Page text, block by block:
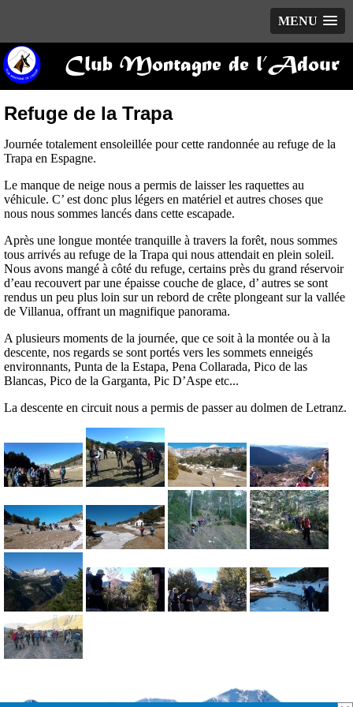
MENU
Club Montagne de l’Adour
Refuge de la Trapa
Journée totalement ensoleillée pour cette randonnée au refuge de la
Trapa en Espagne.
Le manque de neige nous a permis de laisser les raquettes au
véhicule. C’ est donc plus légers en matériel et autres choses que
nous nous sommes lancés dans cette escapade.
Après une longue montée tranquille à travers la forêt, nous sommes
tous arrivés au refuge de la Trapa qui nous attendait en plein soleil.
Nous avons mangé à côté du refuge, certains près du grand réservoir
d’eau recouvert par une épaisse couche de glace, d’ autres se sont
rendus un peu plus loin sur un rebord de crête plongeant sur la vallée
de Villanua, offrant un magnifique panorama.
A plusieurs moments de la journée, que ce soit à la montée ou à la
descente, nos regards se sont portés vers les sommets enneigés
environnants, Punta de la Estapa, Pena Collarada, Pico de las
Blancas, Pico de la Garganta, Pic D’Aspe etc...
La descente en circuit nous a permis de passer au dolmen de Letranz.